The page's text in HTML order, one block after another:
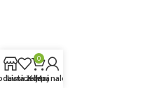
Lista želja
0
Korpa
Moj nalog